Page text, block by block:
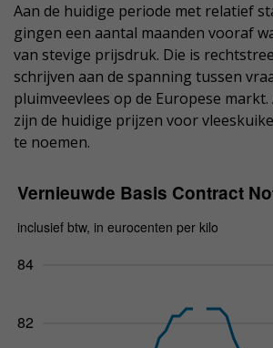
Aan de huidige periode met relatief
gingen een aantal maanden vooraf
van stevige prijsdruk. Die is
schrijven aan de spanning tussen
pluimveevlees op de Europese
zijn de huidige prijzen voor
te noemen.